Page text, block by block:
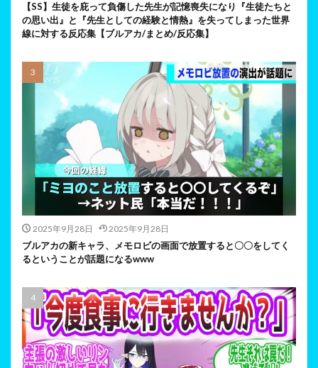
【SS】生徒を庇って負傷した先生が記憶喪失になり『生徒たちと
の思い出』と『先生としての経験と情熱』を失ってしまった世界
線に対する反応集【ブルアカ/まとめ/反応集】
2025年9月28日 2025年9月28日
ブルアカの新キャラ、メモロビの画面で放置すると〇〇をしてく
るということが話題になるwww